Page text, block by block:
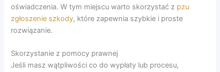
oświadczenia. W tym miejscu warto skorzystać z pzu
zgłoszenie szkody, które zapewnia szybkie i proste
rozwiązanie.
Skorzystanie z pomocy prawnej
Jeśli masz wątpliwości co do wypłaty lub procesu,